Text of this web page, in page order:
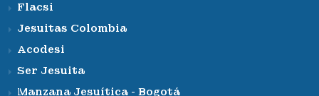
Flacsi
Jesuitas Colombia
Acodesi
Ser Jesuita
Manzana Jesuítica - Bogotá